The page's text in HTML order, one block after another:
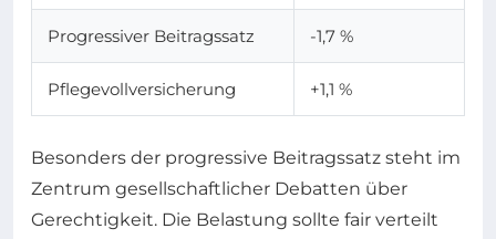
Progressiver Beitragssatz -1,7 %
Pflegevollversicherung +1,1 %
Besonders der progressive Beitragssatz steht im
Zentrum gesellschaftlicher Debatten über
Gerechtigkeit. Die Belastung sollte fair verteilt